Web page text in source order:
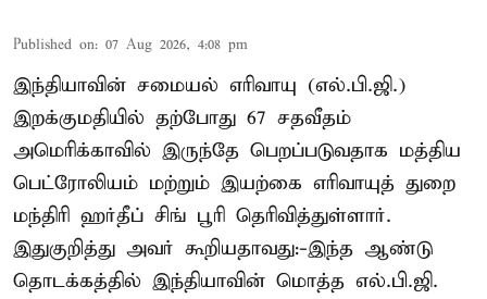
Published on: 07 Aug 2026, 4:08 pm
இந்தியாவின் சமையல் எரிவாயு (எல்.பி.ஜி.)
இறக்குமதியில் தற்போது 67 சதவீதம்
அமெரிக்காவில் இருந்தே பெறப்படுவதாக மத்திய
பெட்ரோலியம் மற்றும் இயற்கை எரிவாயுத் துறை
மந்திரி ஹர்தீப் சிங் பூரி தெரிவித்துள்ளார்.
இதுகுறித்து அவர் கூறியதாவது:-இந்த ஆண்டு
தொடக்கத்தில் இந்தியாவின் மொத்த எல்.பி.ஜி.